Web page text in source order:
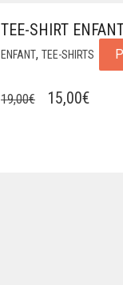
TEE-SHIRT
ENFANT, TEE-SHIRTS
19,00€
LE
15,00€LE